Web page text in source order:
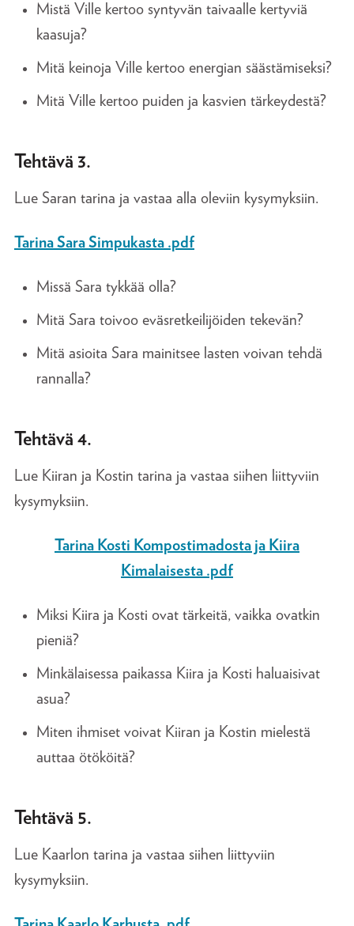
Mistä Ville kertoo syntyvän taivaalle kertyviä
kaasuja?
Mitä keinoja Ville kertoo energian säästämiseksi?
Mitä Ville kertoo puiden ja kasvien tärkeydestä?
Tehtävä 3.
Lue Saran tarina ja vastaa alla oleviin kysymyksiin.
Tarina Sara Simpukasta .pdf
Missä Sara tykkää olla?
Mitä Sara toivoo eväsretkeilijöiden tekevän?
Mitä asioita Sara mainitsee lasten voivan tehdä
rannalla?
Tehtävä 4.
Lue Kiiran ja Kostin tarina ja vastaa siihen liittyviin
kysymyksiin.
Tarina Kosti Kompostimadosta ja Kiira
Kimalaisesta .pdf
Miksi Kiira ja Kosti ovat tärkeitä, vaikka ovatkin
pieniä?
Minkälaisessa paikassa Kiira ja Kosti haluaisivat
asua?
Miten ihmiset voivat Kiiran ja Kostin mielestä
auttaa ötököitä?
Tehtävä 5.
Lue Kaarlon tarina ja vastaa siihen liittyviin
kysymyksiin.